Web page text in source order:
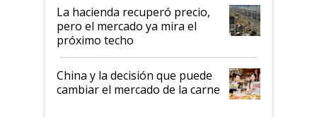
La hacienda recuperó precio,
pero el mercado ya mira el
próximo techo
China y la decisión que puede
cambiar el mercado de la carne